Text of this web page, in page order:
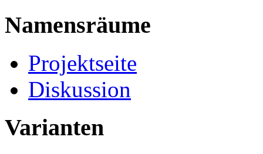
Namensräume
Projektseite
Diskussion
Varianten